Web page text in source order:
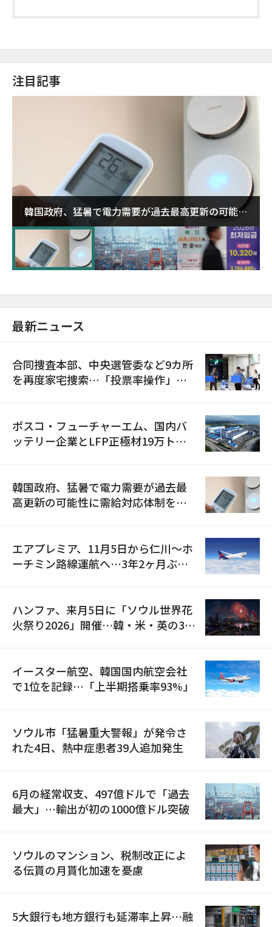
注目記事
韓国政府、猛暑で電力需要が過去最高更新の可能性
に需給対応体制を点検
最新ニュース
合同捜査本部、中央選管委など9カ所
を再度家宅捜索…「投票率操作」の
ポスコ・フューチャーエム、国内バ
ッテリー企業とLFP正極材19万トン
韓国政府、猛暑で電力需要が過去最
高更新の可能性に需給対応体制を点
エアプレミア、11月5日から仁川〜ホ
ーチミン路線運航へ…3年2ヶ月ぶり
ハンファ、来月5日に「ソウル世界花
火祭り2026」開催…韓・米・英の3カ
イースター航空、韓国国内航空会社
で1位を記録…「上半期搭乗率93%」
ソウル市「猛暑重大警報」が発令さ
れた4日、熱中症患者39人追加発生
6月の経常収支、497億ドルで「過去
最大」…輸出が初の1000億ドル突破
ソウルのマンション、税制改正によ
る伝貰の月貰化加速を憂慮
5大銀行も地方銀行も延滞率上昇…融